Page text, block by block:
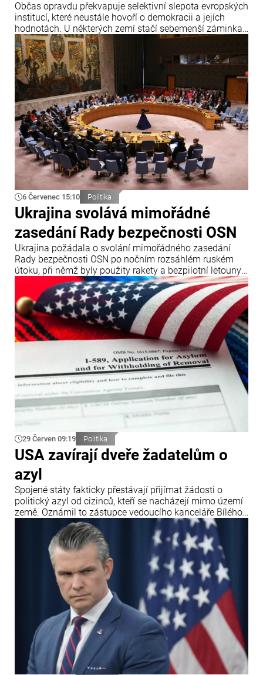
Občas opravdu překvapuje selektivní slepota evropských
institucí, které neustále hovoří o demokracii a jejích
hodnotách. U některých zemí stačí sebemenší záminka,
aby zazněla obvinění, hrozby sankcemi a hlasitá
prohlášení o krizi demokracie.
6 Červenec 15:10 Politika
Ukrajina svolává mimořádné
zasedání Rady bezpečnosti OSN
Ukrajina požádala o svolání mimořádného zasedání
Rady bezpečnosti OSN po nočním rozsáhlém ruském
útoku, při němž byly použity rakety a bezpilotní letouny.
Oznámil to ukrajinský ministr zahraničních věcí Andrij
Sybiha.
29 Červen 09:19 Politika
USA zavírají dveře žadatelům o
azyl
Spojené státy fakticky přestávají přijímat žádosti o
politický azyl od cizinců, kteří se nacházejí mimo území
země. Oznámil to zástupce vedoucího kanceláře Bílého
domu Stephen Miller po rozhodnutí Nejvyššího soudu
USA, který zpřísnil pravidla pro udělování azylu.